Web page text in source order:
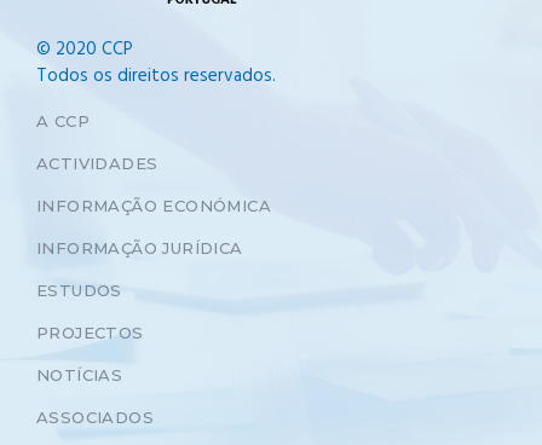
© 2020 CCP
Todos os direitos reservados.
A CCP
ACTIVIDADES
INFORMAÇÃO ECONÓMICA
INFORMAÇÃO JURÍDICA
ESTUDOS
PROJECTOS
NOTÍCIAS
ASSOCIADOS